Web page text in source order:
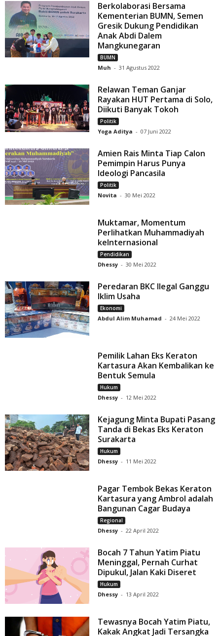
Berkolaborasi Bersama
Kementerian BUMN, Semen
Gresik Dukung Pendidikan
Anak Abdi Dalem
Mangkunegaran
BUMN
Muh - 31 Agustus 2022
Relawan Teman Ganjar
Rayakan HUT Pertama di Solo,
Diikuti Banyak Tokoh
Politik
Yoga Aditya - 07 Juni 2022
Amien Rais Minta Tiap Calon
Pemimpin Harus Punya
Ideologi Pancasila
Politik
Novita - 30 Mei 2022
Muktamar, Momentum
Perlihatkan Muhammadiyah
keInternasional
Pendidikan
Dhessy - 30 Mei 2022
Peredaran BKC Ilegal Ganggu
Iklim Usaha
Ekonomi
Abdul Alim Muhamad - 24 Mei 2022
Pemilik Lahan Eks Keraton
Kartasura Akan Kembalikan ke
Bentuk Semula
Hukum
Dhessy - 12 Mei 2022
Kejagung Minta Bupati Pasang
Tanda di Bekas Eks Keraton
Surakarta
Hukum
Dhessy - 11 Mei 2022
Pagar Tembok Bekas Keraton
Kartasura yang Ambrol adalah
Bangunan Cagar Budaya
Regional
Dhessy - 22 April 2022
Bocah 7 Tahun Yatim Piatu
Meninggal, Pernah Curhat
Dipukul, Jalan Kaki Diseret
Hukum
Dhessy - 13 April 2022
Tewasnya Bocah Yatim Piatu,
Kakak Angkat Jadi Tersangka